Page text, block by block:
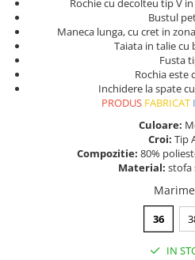
Rochie cu decolteu tip V
Bustul
Maneca lunga, cu cret in
Taiata in talie cu
Fusta
Rochia este
Inchidere la spate
PRODUS FABRICAT
Culoare:
Croi: Tip
Compozitie: 80%
Material: stofa
Marime
36
IN